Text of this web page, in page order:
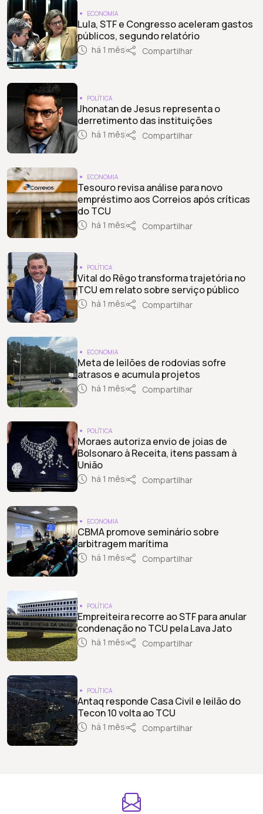
ECONOMIA
Lula, STF e Congresso aceleram gastos
públicos, segundo relatório
há 1 mês Compartilhar
POLÍTICA
Jhonatan de Jesus representa o
derretimento das instituições
há 1 mês Compartilhar
ECONOMIA
Tesouro revisa análise para novo
empréstimo aos Correios após críticas
do TCU
há 1 mês Compartilhar
POLÍTICA
Vital do Rêgo transforma trajetória no
TCU em relato sobre serviço público
há 1 mês Compartilhar
ECONOMIA
Meta de leilões de rodovias sofre
atrasos e acumula projetos
há 1 mês Compartilhar
POLÍTICA
Moraes autoriza envio de joias de
Bolsonaro à Receita, itens passam à
União
há 1 mês Compartilhar
ECONOMIA
CBMA promove seminário sobre
arbitragem marítima
há 1 mês Compartilhar
POLÍTICA
Empreiteira recorre ao STF para anular
condenação no TCU pela Lava Jato
há 1 mês Compartilhar
POLÍTICA
Antaq responde Casa Civil e leilão do
Tecon 10 volta ao TCU
há 1 mês Compartilhar